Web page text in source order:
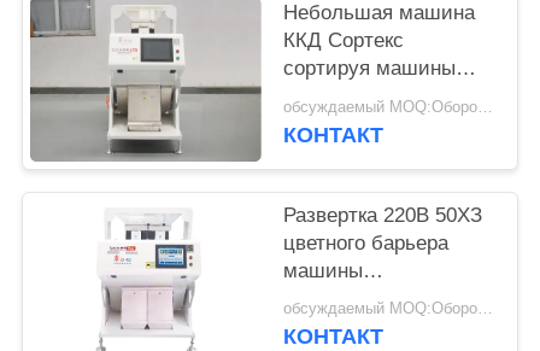
Небольшая машина
ККД Сортекс
сортируя машины
ИМПов ульс
земледелия для
обсуждаемый MOQ:Оборотный
КОНТАКТ
Развертка 220В 50ХЗ
цветного барьера
машины
сортировщицы цвета
квиноа 5400
обсуждаемый MOQ:Оборотный
КОНТАКТ